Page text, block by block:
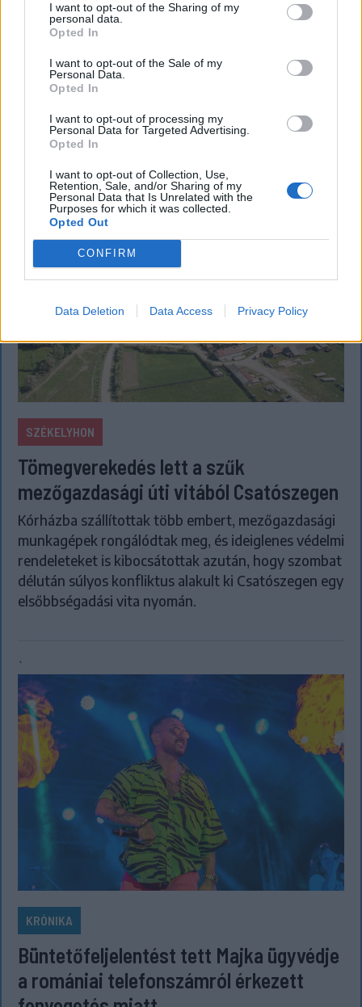
I want to opt-out of the Sharing of my
personal data.
Opted In
I want to opt-out of the Sale of my
Personal Data.
Opted In
I want to opt-out of processing my
Personal Data for Targeted Advertising.
Opted In
I want to opt-out of Collection, Use,
Retention, Sale, and/or Sharing of my
Personal Data that Is Unrelated with the
Purposes for which it was collected.
Opted Out
CONFIRM
Data Deletion Data Access Privacy Policy
CFR, kikapott a Győr és a Loki is
Kolozsvári CFR a Konferencia Liga selejtezőjének
harmadik fordulójában. A magyar színeket képviselő
visszavágót.
SZÉKELYHON
Tömegverekedés lett a szűk
mezőgazdasági úti vitából Csatószegen
Kórházba szállítottak több embert, mezőgazdasági
munkagépek rongálódtak meg, és ideiglenes védelmi
rendeleteket is kibocsátottak azután, hogy szombat
délután súlyos konfliktus alakult ki Csatószegen egy
elsőbbségadási vita nyomán.
`
KRÓNIKA
Büntetőfeljelentést tett Majka ügyvédje
a romániai telefonszámról érkezett